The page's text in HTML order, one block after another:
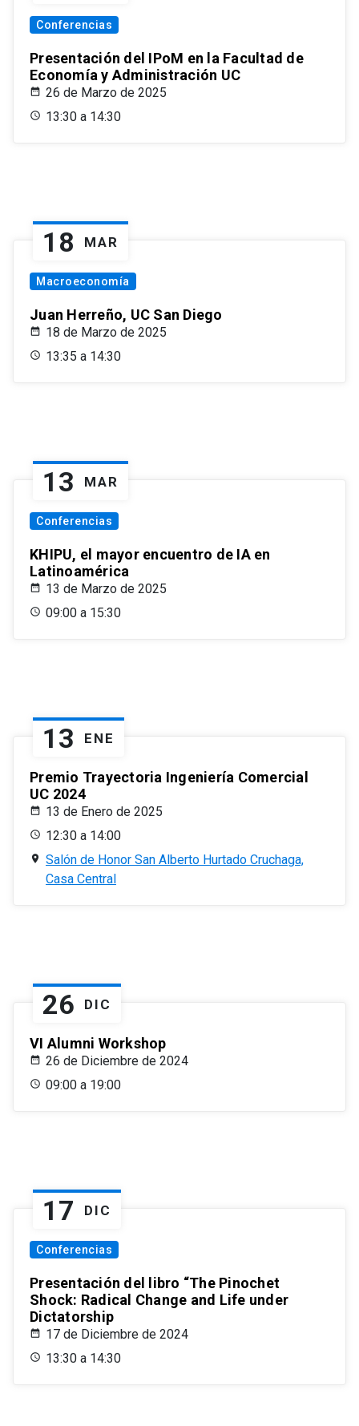
Conferencias
Presentación del IPoM en la Facultad de
Economía y Administración UC
26 de Marzo de 2025
13:30 a 14:30
18 MAR
Macroeconomía
Juan Herreño, UC San Diego
18 de Marzo de 2025
13:35 a 14:30
13 MAR
Conferencias
KHIPU, el mayor encuentro de IA en
Latinoamérica
13 de Marzo de 2025
09:00 a 15:30
13 ENE
Premio Trayectoria Ingeniería Comercial
UC 2024
13 de Enero de 2025
12:30 a 14:00
Salón de Honor San Alberto Hurtado Cruchaga,
Casa Central
26 DIC
VI Alumni Workshop
26 de Diciembre de 2024
09:00 a 19:00
17 DIC
Conferencias
Presentación del libro “The Pinochet
Shock: Radical Change and Life under
Dictatorship
17 de Diciembre de 2024
13:30 a 14:30